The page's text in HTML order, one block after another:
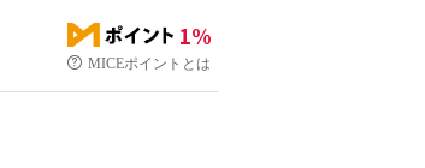
1%
MICEポイントとは